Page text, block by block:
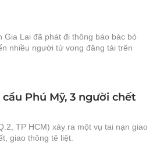
Gia Lai đã phát đi thông báo bác bỏ
nhiều người tử vong đăng tải trên
Phú Mỹ, 3 người chết
TP HCM) xảy ra một vụ tai nạn giao
giao thông tê liệt.